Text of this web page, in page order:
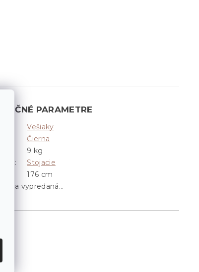
PARAMETRE
Vešiaky
Čierna
9 kg
: Stojacie
176 cm
bola vypredaná…